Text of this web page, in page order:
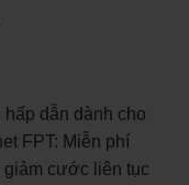
hấp dẫn dành cho
FPT: Miễn phí
giảm cước liên tục